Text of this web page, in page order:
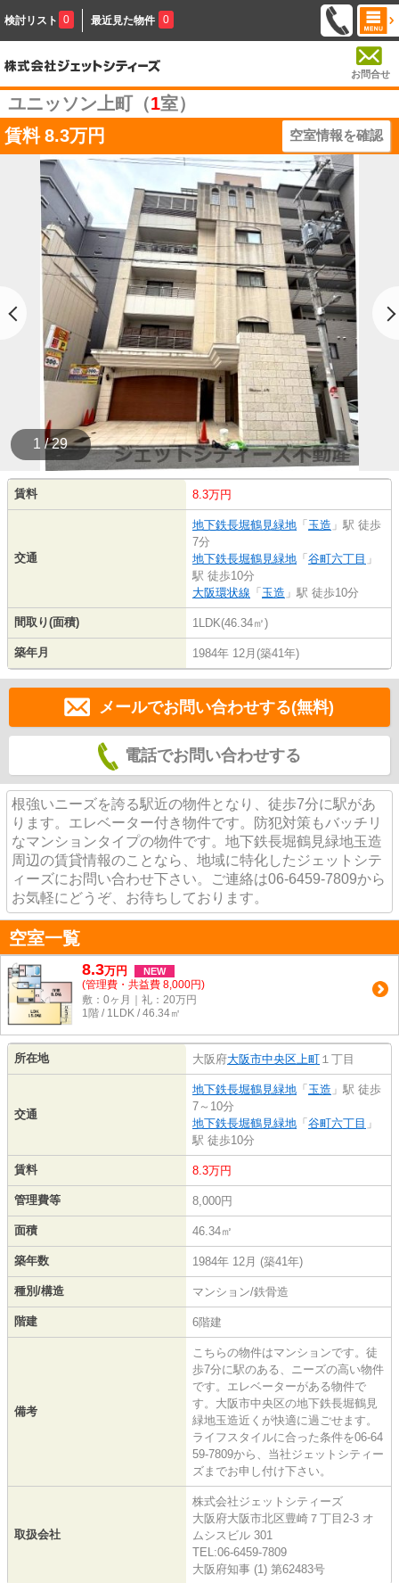
検討リスト 0 最近見た物件 0
お問合せ
ユニッソン上町（1室）
賃料 8.3万円 空室情報を確認
1 / 29
賃料 8.3万円
交通
地下鉄長堀鶴見緑地 「 玉造 」駅 徒歩
7分
地下鉄長堀鶴見緑地 「 谷町六丁目 」
駅 徒歩10分
大阪環状線 「 玉造 」駅 徒歩10分
間取り(面積) 1LDK(46.34㎡)
築年月 1984年 12月(築41年)
メールでお問い合わせする(無料)
電話でお問い合わせする
根強いニーズを誇る駅近の物件となり、徒歩7分に駅があ
ります。エレベーター付き物件です。防犯対策もバッチリ
なマンションタイプの物件です。地下鉄長堀鶴見緑地玉造
周辺の賃貸情報のことなら、地域に特化したジェットシテ
ィーズにお問い合わせ下さい。ご連絡は06-6459-7809から
お気軽にどうぞ、お待ちしております。
空室一覧
8.3万円 NEW
(管理費・共益費 8,000円)
敷：0ヶ月｜礼：20万円
1階 / 1LDK / 46.34㎡
所在地 大阪府大阪市中央区上町 １丁目
交通
地下鉄長堀鶴見緑地 「 玉造 」駅 徒歩
7～10分
地下鉄長堀鶴見緑地 「 谷町六丁目 」
駅 徒歩10分
賃料 8.3万円
管理費等 8,000円
面積 46.34㎡
築年数 1984年 12月 (築41年)
種別/構造 マンション/鉄骨造
階建 6階建
備考
こちらの物件はマンションです。徒
歩7分に駅のある、ニーズの高い物件
です。エレベーターがある物件で
す。大阪市中央区の地下鉄長堀鶴見
緑地玉造近くが快適に過ごせます。
ライフスタイルに合った条件を06-64
59-7809から、当社ジェットシティー
ズまでお申し付け下さい。
取扱会社
株式会社ジェットシティーズ
大阪府大阪市北区豊崎７丁目2-3 オ
ムシスビル 301
TEL:06-6459-7809
大阪府知事 (1) 第62483号